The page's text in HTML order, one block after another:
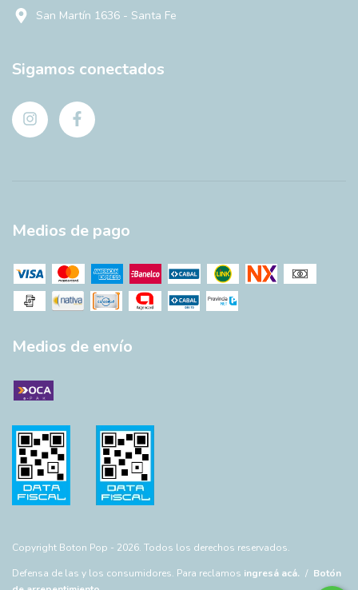
San Martín 1636 - Santa Fe
Sigamos conectados
Medios de pago
Medios de envío
Copyright Boton Pop - 2026. Todos los derechos reservados.
Defensa de las y los consumidores. Para reclamos ingresá acá. / Botón